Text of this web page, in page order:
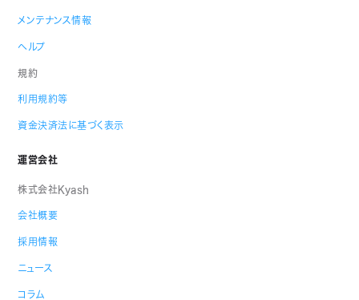
メンテナンス情報
ヘルプ
規約
利用規約等
資金決済法に基づく表示
運営会社
株式会社Kyash
会社概要
採用情報
ニュース
コラム